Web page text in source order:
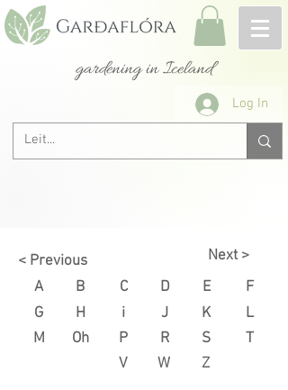
gardening in Iceland
Log In
< Previous
Next >
A
G
M
B
H
Oh
C D
E
i
J
K
P
R
S
V
W Z
F
L
T